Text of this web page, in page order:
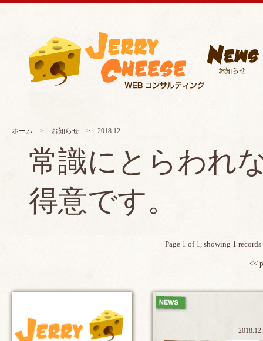
ホーム > お知らせ> 2018.12
常識にとらわれ
得意です。
Page 1 of 1, showing 1
<<